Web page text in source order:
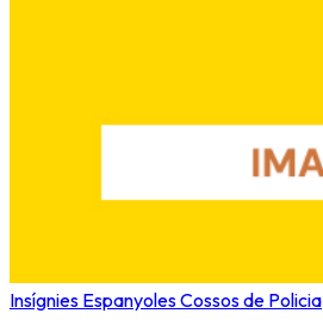
Insígnies Espanyoles Cossos de Policia